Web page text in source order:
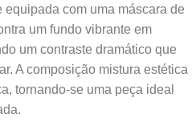
com uma máscara de
um fundo vibrante em
um contraste dramático que
A composição mistura estética
tornando-se uma peça ideal